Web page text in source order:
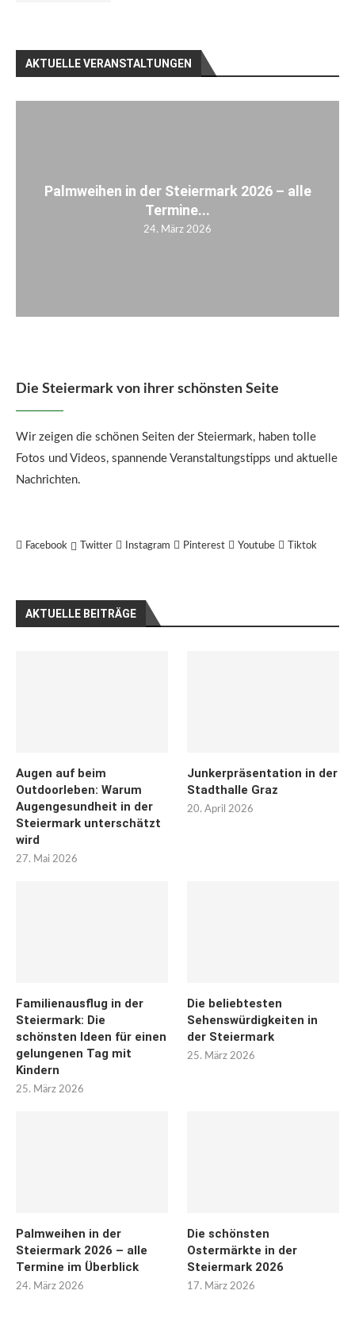
AKTUELLE VERANSTALTUNGEN
Palmweihen in der Steiermark 2026 – alle
Termine...
24. März 2026
Die Steiermark von ihrer schönsten Seite
Wir zeigen die schönen Seiten der Steiermark, haben tolle
Fotos und Videos, spannende Veranstaltungstipps und aktuelle
Nachrichten.
Facebook Twitter Instagram Pinterest Youtube Tiktok
AKTUELLE BEITRÄGE
Augen auf beim
Outdoorleben: Warum
Augengesundheit in der
Steiermark unterschätzt
wird
27. Mai 2026
Junkerpräsentation in der
Stadthalle Graz
20. April 2026
Familienausflug in der
Steiermark: Die
schönsten Ideen für einen
gelungenen Tag mit
Kindern
25. März 2026
Die beliebtesten
Sehenswürdigkeiten in
der Steiermark
25. März 2026
Palmweihen in der
Steiermark 2026 – alle
Termine im Überblick
24. März 2026
Die schönsten
Ostermärkte in der
Steiermark 2026
17. März 2026